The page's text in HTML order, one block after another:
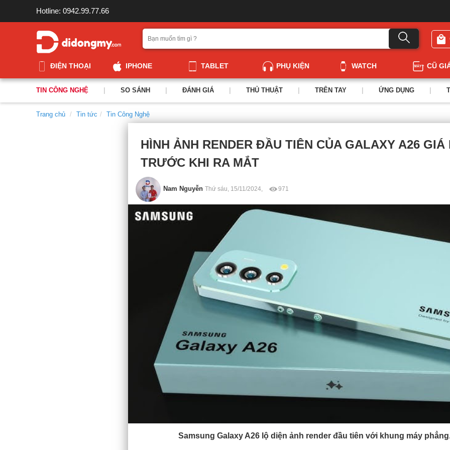
Hotline: 0942.99.77.66
ĐIỆN THOẠI IPHONE TABLET PHỤ KIỆN WATCH CŨ
TIN CÔNG NGHỆ SO SÁNH ĐÁNH GIÁ THỦ THUẬT TRÊN TAY ỨNG DỤNG
Trang chủ Tin tức Tin Công Nghệ
HÌNH ẢNH RENDER ĐẦU TIÊN CỦA GALAXY A26 GIÁ
TRƯỚC KHI RA MẮT
Nam Nguyễn Thứ sáu, 15/11/2024, 971
Samsung Galaxy A26 lộ diện ảnh render đầu tiên với khung máy